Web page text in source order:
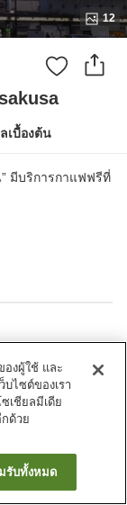
12
เบื้องต้น
มีบริการกาแฟฟรีที่
องผู้ใช้ และ
ไซต์ของเรา
เชียลมีเดีย
ด้วย
รับทั้งหมด